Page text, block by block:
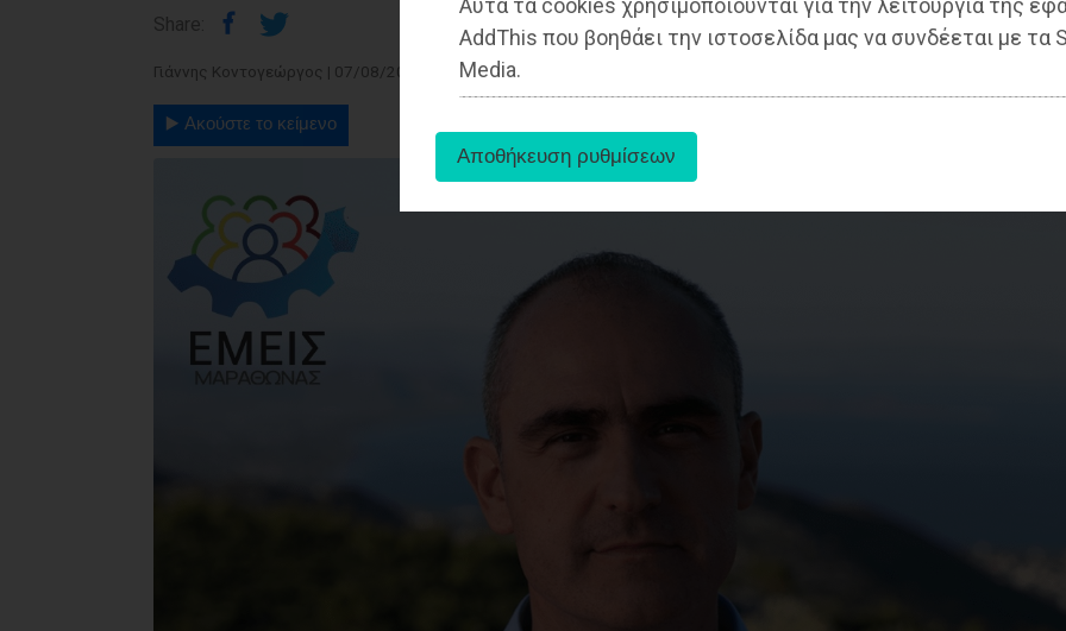
Αυτά τα cookies χρησιμοποιούνται για την λειτουργία της
AddThis που βοηθάει την ιστοσελίδα μας να συνδέεται με τα
Media.
Share:
Γιάννης Κοντογεώργος | 07/08/2025 - 10:06
▶️ Ακούστε το κείμενο